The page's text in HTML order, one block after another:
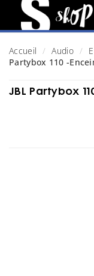
Accueil Audio
Partybox 110 -
JBL Partybox